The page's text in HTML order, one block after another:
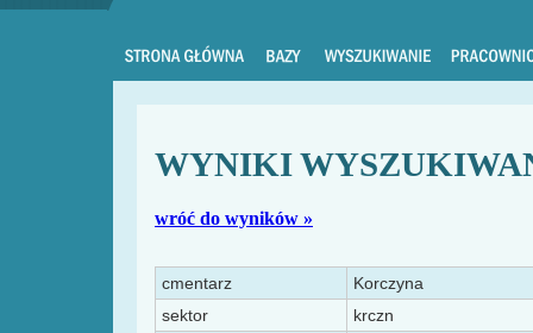
WYNIKI
wróć do wyników »
cmentarz
Korczyna
sektor
krczn